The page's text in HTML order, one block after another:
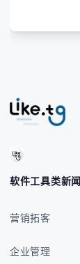
软件工具类新闻
营销拓客
企业管理